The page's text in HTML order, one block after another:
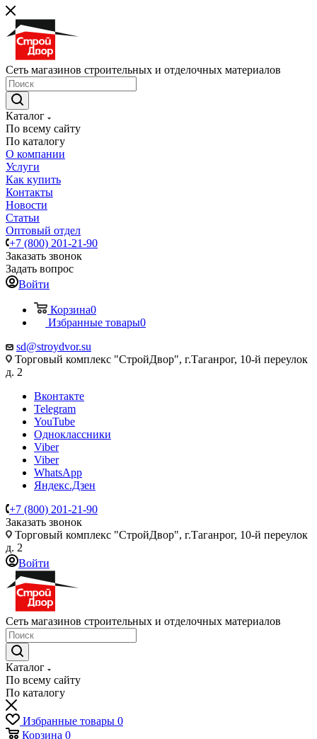
Сеть магазинов строительных и отделочных материалов
Каталог
По всему сайту
По каталогу
О компании
Услуги
Как купить
Контакты
Новости
Статьи
Оптовый отдел
+7 (800) 201-21-90
Заказать звонок
Задать вопрос
Войти
Корзина0
Избранные товары0
sd@stroydvor.su
Торговый комплекс "СтройДвор", г.Таганрог, 10-й переулок
д. 2
Вконтакте
Telegram
YouTube
Одноклассники
Viber
Viber
WhatsApp
Яндекс.Дзен
+7 (800) 201-21-90
Заказать звонок
Торговый комплекс "СтройДвор", г.Таганрог, 10-й переулок
д. 2
Войти
Сеть магазинов строительных и отделочных материалов
Каталог
По всему сайту
По каталогу
Избранные товары 0
Корзина 0